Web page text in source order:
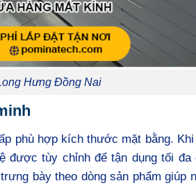
Hưng Đồng Nai
phù hợp kích thước mặt bằng.
được tùy chỉnh để tận dụng tối đa
bày theo dòng sản phẩm giúp